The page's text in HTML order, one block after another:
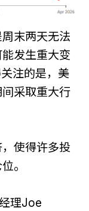
末两天无法
发生重大变
注的是，美
采取重大行
使得许多投
。
理Joe